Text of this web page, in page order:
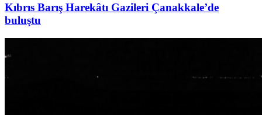
Kıbrıs Barış Harekâtı Gazileri Çanakkale’de
buluştu